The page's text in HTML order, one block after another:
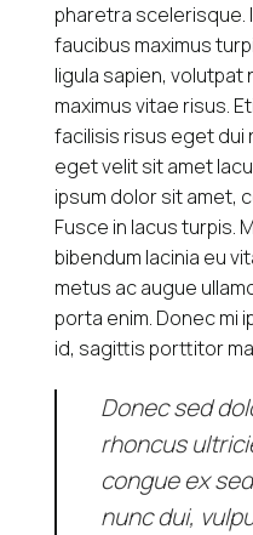
pharetra scelerisque.
faucibus maximus
ligula sapien, volutpat
maximus vitae risus.
facilisis risus eget dui
eget velit sit amet
ipsum dolor sit amet,
Fusce in lacus turpis.
bibendum lacinia eu
metus ac augue
porta enim. Donec mi
id, sagittis porttitor
Donec sed
rhoncus
congue ex
nunc dui,